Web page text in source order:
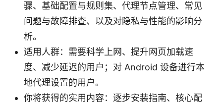
骤、基础配置与规则集、代理节点管理、常见
问题与故障排查、以及对隐私与性能的影响分
析。
适用人群：需要科学上网、提升网页加载速
度、减少延迟的用户；对 Android 设备进行本
地代理设置的用户。
你将获得的实用内容：逐步安装指南、核心配